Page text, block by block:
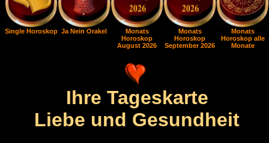
Single Horoskop Ja Nein Orakel
Monats
Horoskop
August 2026
Monats
Horoskop
September 2026
Monats
Horoskop alle
Monate
Ihre Tageskarte
Liebe und Gesundheit